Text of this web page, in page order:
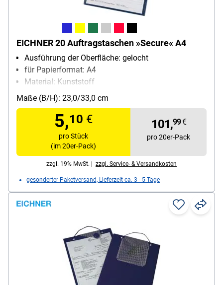
EICHNER 20 Auftragstaschen »Secure« A4
Ausführung der Oberfläche: gelocht
für Papierformat: A4
Material: Kunststoff
Inhalt pro Pack: 20 Stück
Maße (B/H): 23,0/33,0 cm
5,10 €
pro Stück
(im 20er-Pack)
101,99€
pro 20er-Pack
zzgl. 19% MwSt. | zzgl. Service- & Versandkosten
gesonderter Paketversand, Lieferzeit ca. 3 - 5 Tage